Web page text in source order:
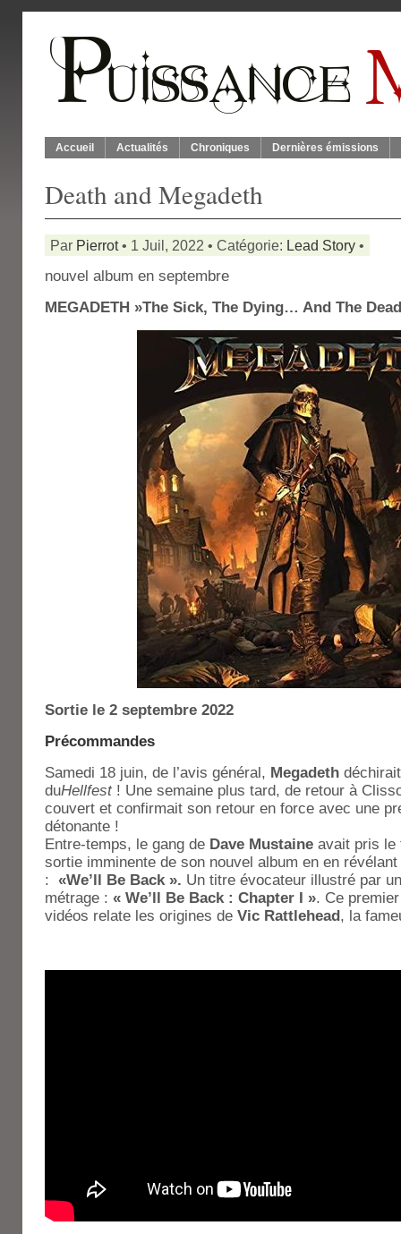
Accueil Actualités Chroniques Dernières émissions
Death and Megadeth
Par Pierrot• 1 Juil, 2022 • Catégorie: Lead Story •
nouvel album en septembre
MEGADETH »The Sick, The Dying… And The
Sortie le 2 septembre 2022
Précommandes
Samedi 18 juin, de l’avis général, Megadeth
duHellfest! Une semaine plus tard, de retour à
couvert et confirmait son retour en force avec une
détonante !
Entre-temps, le gang de Dave Mustaine avait pris le
sortie imminente de son nouvel album en en
: «We’ll Be Back ». Un titre évocateur illustré par
métrage : « We’ll Be Back : Chapter I ». Ce
vidéos relate les origines de Vic Rattlehead, la